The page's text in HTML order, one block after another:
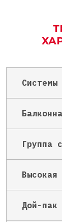
Системы
Группа
Высокая
Дой-пак